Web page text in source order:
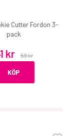
Cutter Fordon 3-
pack
kr 59 kr
KÖP